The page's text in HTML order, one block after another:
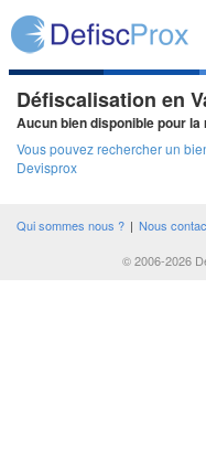
Défiscalisation en
Aucun bien disponible pour la
Vous pouvez rechercher un
Devisprox
Qui sommes nous ? | Nous
© 2006-2026